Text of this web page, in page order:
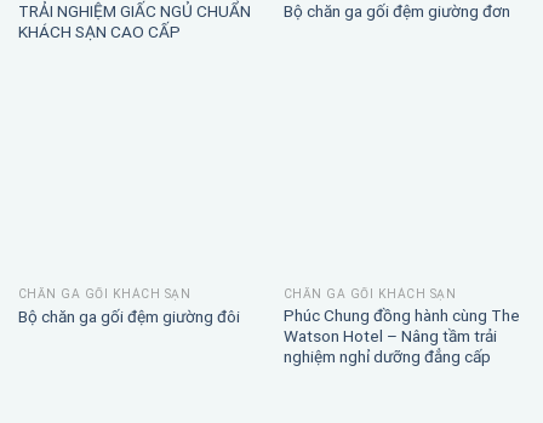
TRẢI NGHIỆM GIẤC NGỦ CHUẨN
KHÁCH SẠN CAO CẤP
Bộ chăn ga gối đệm giường đơn
CHĂN GA GỐI KHÁCH SẠN
Bộ chăn ga gối đệm giường đôi
CHĂN GA GỐI KHÁCH SẠN
Phúc Chung đồng hành cùng The
Watson Hotel – Nâng tầm trải
nghiệm nghỉ dưỡng đẳng cấp